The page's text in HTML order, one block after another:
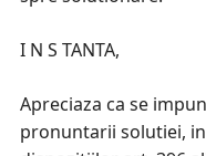
I N S TANTA,
Apreciaza ca se
pronuntarii solutiei,